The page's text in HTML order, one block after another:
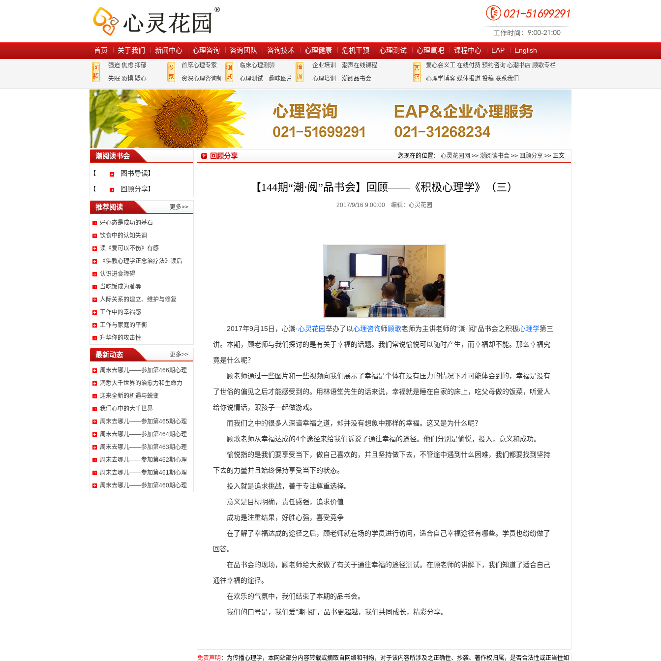
首页 关于我们 新闻中心 心理咨询 咨询团队 咨询技术 心理健康 危机干预 心理测试 心理氧吧 课程中心 EAP English
强迫 焦虑 抑郁
失眠 恐惧 疑心
首席心理专家
资深心理咨询师
临床心理测验
心理测试
趣味图片
企业培训
潮声在线课程
心理培训
潮阅品书会
爱心会义工 在线付费 预约咨询 心潮书店 顾歌专栏
心理学博客 媒体报道 投稿 联系我们
潮阅读书会
【 图书导读】
【 回顾分享】
更多>>
推荐阅读
好心态是成功的基石
饮食中的认知失调
读《爱可以不伤》有感
《佛教心理学正念治疗法》读后
认识进食障碍
当吃饭成为耻辱
人际关系的建立、维护与修复
工作中的幸福感
工作与家庭的平衡
升华你的攻击性
更多>>
最新动态
周末去哪儿——参加第466期心理
洞悉大千世界的治愈力和生命力
迎来全新的机遇与蜕变
我们心中的大千世界
周末去哪儿——参加第465期心理
周末去哪儿——参加第464期心理
周末去哪儿——参加第463期心理
周末去哪儿——参加第462期心理
周末去哪儿——参加第461期心理
周末去哪儿——参加第460期心理
您现在的位置： 心灵花园网 >> 潮阅读书会 >> 回顾分享 >> 正文
回顾分享
【144期“潮·阅”品书会】回顾——《积极心理学》（三）
2017/9/16 9:00:00 编辑：心灵花园
2017年9月15日，心潮·心灵花园举办了以心理咨询师顾歌老师为主讲老师的“潮·阅”品书会之积极心理学第三
讲。本期，顾老师与我们探讨的是有关于幸福的话题。我们常说愉悦可以随时产生，而幸福却不能。那么幸福究
竟是什么呢？
顾老师通过一些图片和一些视频向我们展示了幸福是个体在没有压力的情况下才可能体会到的，幸福是没有
了世俗的偏见之后才能感受到的。用林语堂先生的话来说，幸福就是睡在自家的床上，吃父母做的饭菜，听爱人
给你说情话，跟孩子一起做游戏。
而我们之中的很多人深谙幸福之道，却并没有想象中那样的幸福。这又是为什么呢？
顾歌老师从幸福达成的4个途径来给我们诉说了通往幸福的途径。他们分别是愉悦，投入，意义和成功。
愉悦指的是我们要享受当下，做自己喜欢的，并且坚持做下去，不管途中遇到什么困难，我们都要找到坚持
下去的力量并且始终保持享受当下的状态。
投入就是追求挑战，善于专注尊重选择。
意义是目标明确，责任感强，追求价值
成功是注重结果，好胜心强，喜受竞争
在了解了幸福达成的途径之后，顾老师就在场的学员进行访问，适合自己幸福途径有哪些。学员也纷纷做了
回答。
在品书会的现场，顾老师给大家做了有关于通往幸福的途径测试。在顾老师的讲解下，我们知道了适合自己
通往幸福的途径。
在欢乐的气氛中，我们结束了本期的品书会。
我们的口号是，我们爱“潮·阅”，品书更超越，我们共同成长，精彩分享。
免责声明 ：为传播心理学，本网站部分内容转载或摘取自网络和刊物，对于该内容所涉及之正确性、抄袭、著作权归属，是否合法性或正当性如